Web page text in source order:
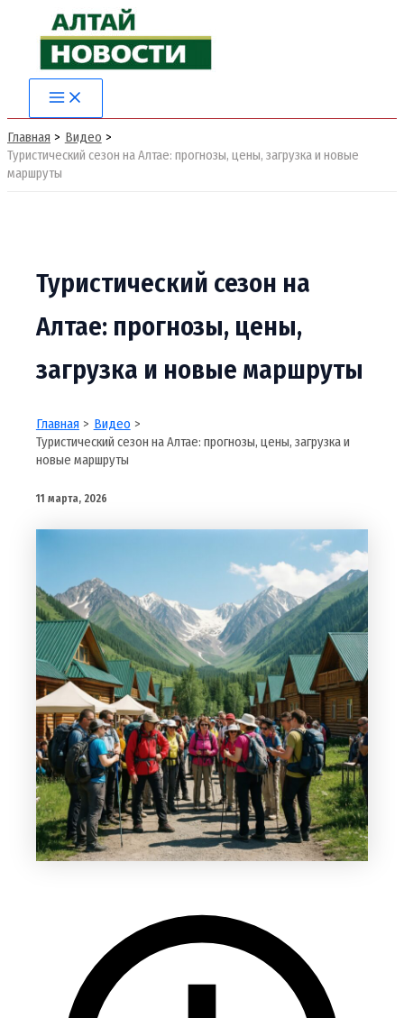
содержимому
Main
Menu
Главная
Видео
Туристический сезон на Алтае: прогнозы, цены, загрузка и новые
маршруты
Туристический сезон на
Алтае: прогнозы, цены,
загрузка и новые маршруты
Главная
Видео
Туристический сезон на Алтае: прогнозы, цены, загрузка и
новые маршруты
11 марта, 2026